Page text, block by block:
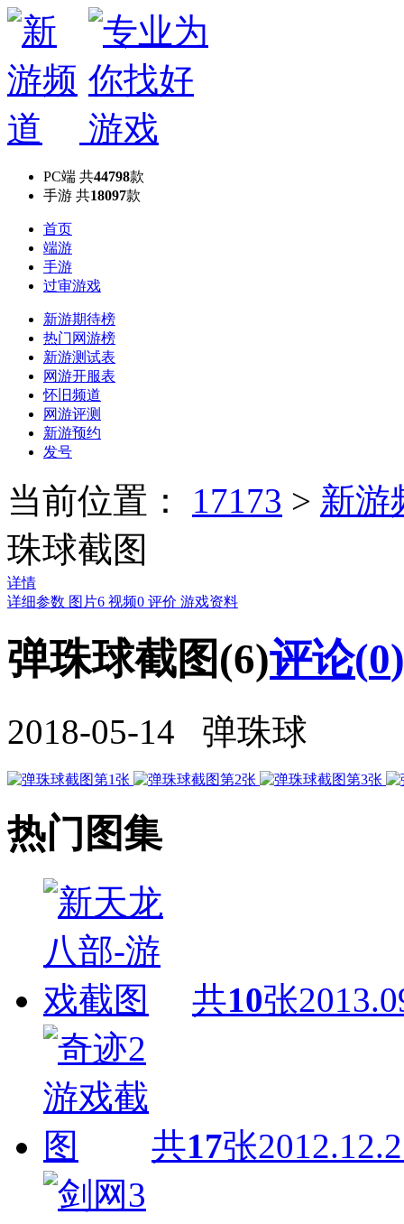
PC端 共44798款
手游 共18097款
首页
端游
手游
过审游戏
新游期待榜
热门网游榜
新游测试表
网游开服表
怀旧频道
网游评测
新游预约
发号
当前位置： 17173 > 新游
珠球截图
详情
详细参数 图片6 视频0 评价 游戏资料
弹珠球截图(6)评论(0)
2018-05-14 弹珠球
热门图集
共10张
共17张